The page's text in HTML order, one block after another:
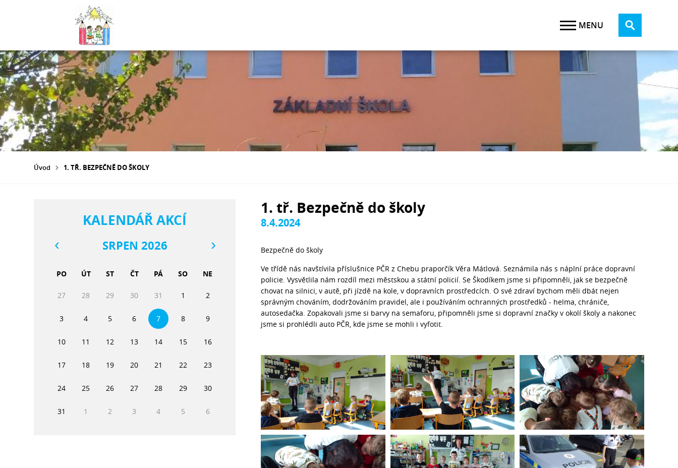
Úvod 1. TŘ. BEZPEČNĚ DO ŠKOLY
1. tř. Bezpečně do školy
8.4.2024
Bezpečně do školy
Ve třídě nás navštívila příslušnice PČR z Chebu praporčík Věra Mátlová. Seznámila nás s náplní práce dopravní
policie. Vysvětlila nám rozdíl mezi městskou a státní policií. Se Škodíkem jsme si připomněli, jak se bezpečně
chovat na silnici, v autě, při jízdě na kole, v dopravních prostředcích. O své zdraví bychom měli dbát nejen
správným chováním, dodržováním pravidel, ale i používáním ochranných prostředků - helma, chrániče,
autosedačka. Zopakovali jsme si barvy na semaforu, připomněli jsme si dopravní značky v okolí školy a nakonec
jsme si prohlédli auto PČR, kde jsme se mohli i vyfotit.
KALENDÁŘ AKCÍ
SRPEN 2026
PO ÚT ST ČT PÁ SO NE
27 28 29 30 31 1 2
3 4 5 6 7 8 9
10 11 12 13 14 15 16
17 18 19 20 21 22 23
24 25 26 27 28 29 30
31 1 2 3 4 5 6